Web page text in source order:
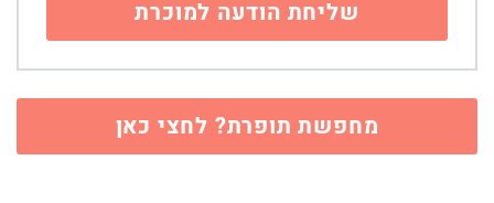
מחפשת תופרת? לחצי כאן